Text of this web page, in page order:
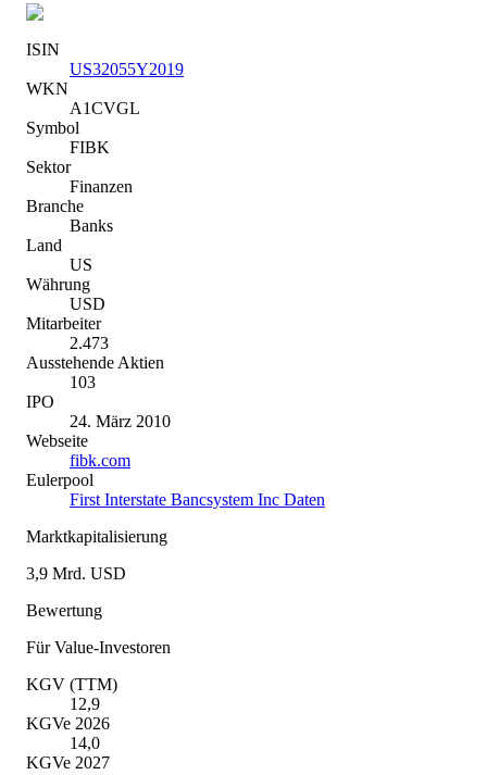
ISIN
US32055Y2019
WKN
A1CVGL
Symbol
FIBK
Sektor
Finanzen
Branche
Banks
Land
US
Währung
USD
Mitarbeiter
2.473
Ausstehende Aktien
103
IPO
24. März 2010
Webseite
fibk.com
Eulerpool
First Interstate Bancsystem Inc Daten
Marktkapitalisierung
3,9 Mrd. USD
Bewertung
Für Value-Investoren
KGV (TTM)
12,9
KGVe 2026
14,0
KGVe 2027